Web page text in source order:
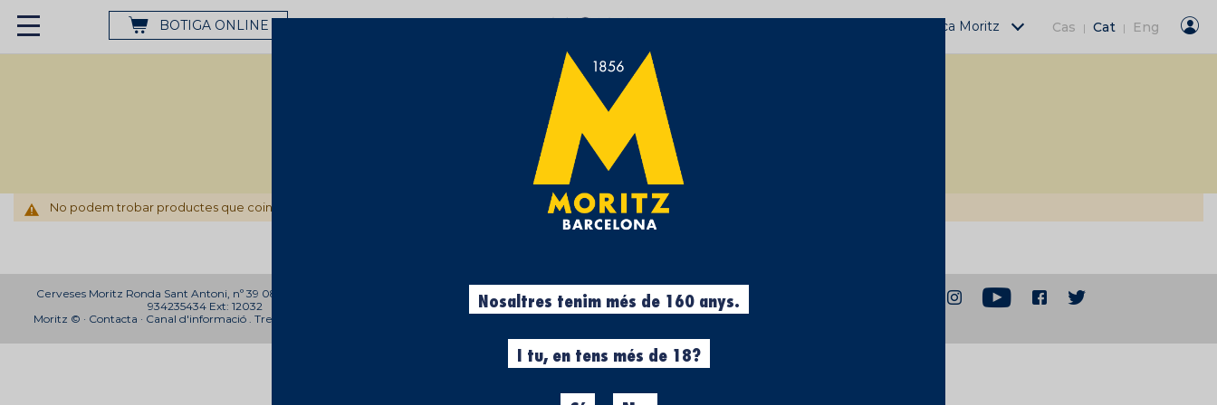
BOTIGA ONLINE Activitats Fàbrica Moritz Cas | Cat | Eng
CRISTALLERIA PER A CERVESA
Direcció
Descendent
Ordena
segons:
No podem trobar productes que coincideixin amb la selecció.
Cerveses Moritz Ronda Sant Antoni, nº 39 08011 Barcelona Telf:
934235434 Ext: 12032
Moritz © · Contacta · Canal d'informació. Treballa amb nosaltres
· Política de privacitat Cookies · Declaració d'accessibilitat
Nosaltres tenim més de 160 anys.
I tu, en tens més de 18?